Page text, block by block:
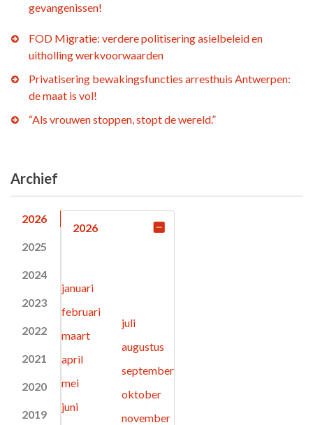
gevangenissen!
FOD Migratie: verdere politisering asielbeleid en
uitholling werkvoorwaarden
Privatisering bewakingsfuncties arresthuis Antwerpen:
de maat is vol!
“Als vrouwen stoppen, stopt de wereld.”
Archief
2026
2025
2024
2023
2022
2021
2020
2019
2026
januari
februari
maart
april
mei
juni
juli
augustus
september
oktober
november